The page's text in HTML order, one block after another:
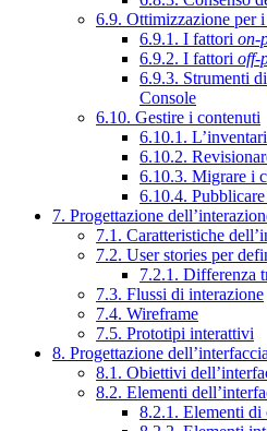
6.9. Ottimizzazione per
6.9.1. I fattori on-
6.9.2. I fattori off-
6.9.3. Strumenti
Console
6.10. Gestire i contenuti
6.10.1.
6.10.2.
6.10.3. Migrare i
6.10.4.
7. Progettazione
7.1. Caratteristiche
7.2. User stories per
7.2.1. Differenza
7.3. Flussi di interazione
7.4. Wireframe
7.5. Prototipi interattivi
8. Progettazione dell’interfaccia
8.1. Obiettivi
8.2. Elementi
8.2.1. Elementi di